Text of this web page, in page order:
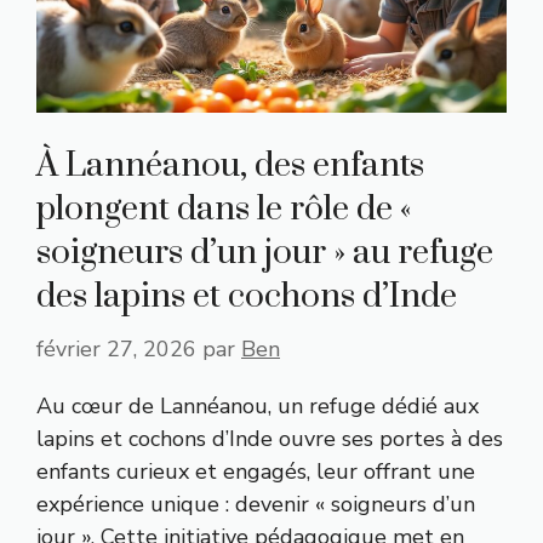
À Lannéanou, des enfants
plongent dans le rôle de «
soigneurs d’un jour » au refuge
des lapins et cochons d’Inde
février 27, 2026 par Ben
Au cœur de Lannéanou, un refuge dédié aux
lapins et cochons d’Inde ouvre ses portes à des
enfants curieux et engagés, leur offrant une
expérience unique : devenir « soigneurs d’un
jour ». Cette initiative pédagogique met en